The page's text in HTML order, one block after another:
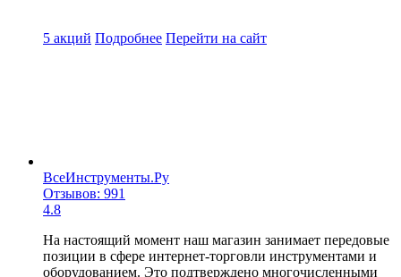
5 акций Подробнее Перейти на сайт
ВсеИнструменты.Ру
Отзывов: 991
4.8
На настоящий момент наш магазин занимает передовые
позиции в сфере интернет-торговли инструментами и
оборудованием. Это подтверждено многочисленными